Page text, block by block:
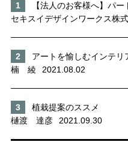
【法人のお客様へ】パ
セキスイデザインワークス株
アートを愉しむインテリ
楠 綾
2021.08.02
植栽提案のススメ
樋渡 達彦
2021.09.30